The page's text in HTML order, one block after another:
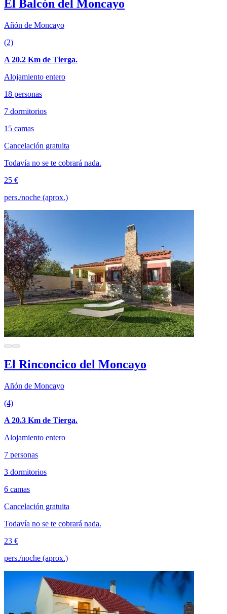
El Balcón del Moncayo
Añón de Moncayo
(2)
A 20.2 Km de Tierga.
Alojamiento entero
18 personas
7 dormitorios
15 camas
Cancelación gratuita
Todavía no se te cobrará nada.
25 €
pers./noche (aprox.)
El Rinconcico del Moncayo
Añón de Moncayo
(4)
A 20.3 Km de Tierga.
Alojamiento entero
7 personas
3 dormitorios
6 camas
Cancelación gratuita
Todavía no se te cobrará nada.
23 €
pers./noche (aprox.)